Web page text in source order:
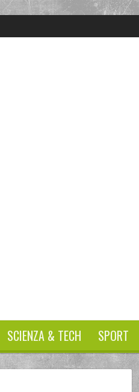
SCIENZA & TECH SPORT